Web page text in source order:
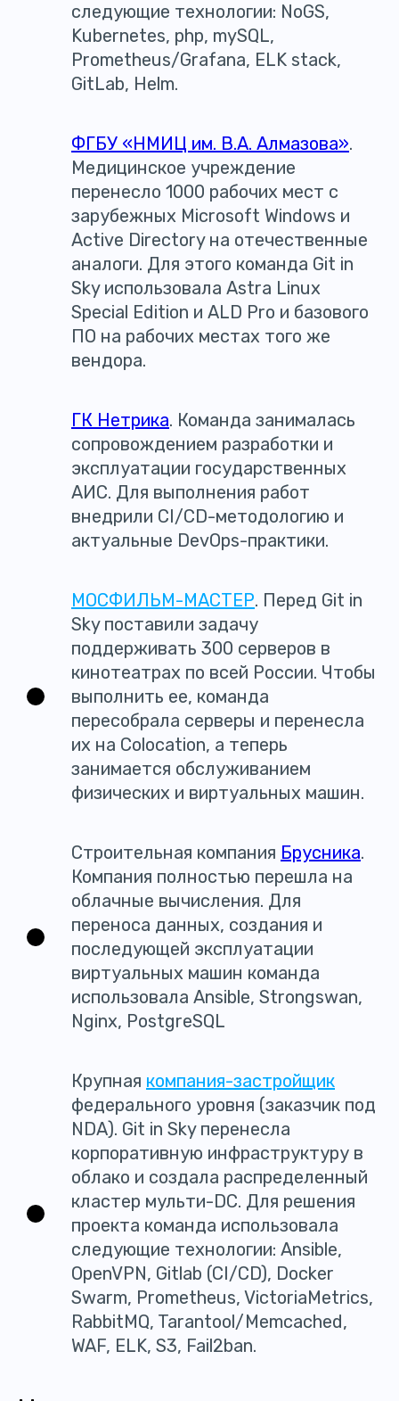
следующие технологии: NoGS,
Kubernetes, php, mySQL,
Prometheus/Grafana, ELK stack,
GitLab, Helm.
ФГБУ «НМИЦ им. В.А. Алмазова».
Медицинское учреждение
перенесло 1000 рабочих мест с
зарубежных Microsoft Windows и
Active Directory на отечественные
аналоги. Для этого команда Git in
Sky использовала Astra Linux
Special Edition и ALD Pro и базового
ПО на рабочих местах того же
вендора.
ГК Нетрика. Команда занималась
сопровождением разработки и
эксплуатации государственных
АИС. Для выполнения работ
внедрили CI/CD-методологию и
актуальные DevOps-практики.
МОСФИЛЬМ-МАСТЕР. Перед Git in
Sky поставили задачу
поддерживать 300 серверов в
кинотеатрах по всей России. Чтобы
выполнить ее, команда
пересобрала серверы и перенесла
их на Colocation, а теперь
занимается обслуживанием
физических и виртуальных машин.
Строительная компания Брусника.
Компания полностью перешла на
облачные вычисления. Для
переноса данных, создания и
последующей эксплуатации
виртуальных машин команда
использовала Ansible, Strongswan,
Nginx, PostgreSQL
Крупная компания-застройщик
федерального уровня (заказчик под
NDA). Git in Sky перенесла
корпоративную инфраструктуру в
облако и создала распределенный
кластер мульти-DC. Для решения
проекта команда использовала
следующие технологии: Ansible,
OpenVPN, Gitlab (CI/CD), Docker
Swarm, Prometheus, VictoriaMetrics,
RabbitMQ, Tarantool/Memcached,
WAF, ELK, S3, Fail2ban.